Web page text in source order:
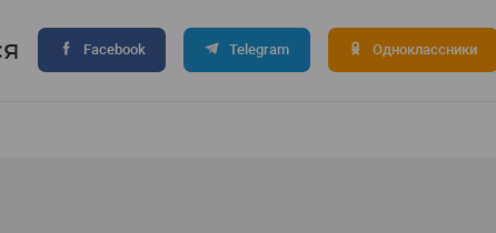
Facebook Telegram Одноклассники